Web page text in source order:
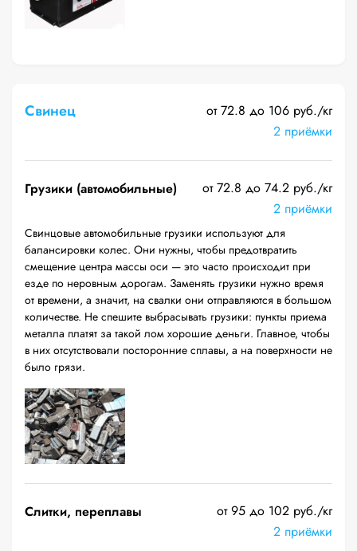
Свинец
от 72.8 до 106 руб./кг
2 приёмки
Грузики (автомобильные)
от 72.8 до 74.2 руб./кг
2 приёмки
Свинцовые автомобильные грузики используют для
балансировки колес. Они нужны, чтобы предотвратить
смещение центра массы оси — это часто происходит при
езде по неровным дорогам. Заменять грузики нужно время
от времени, а значит, на свалки они отправляются в большом
количестве. Не спешите выбрасывать грузики: пункты приема
металла платят за такой лом хорошие деньги. Главное, чтобы
в них отсутствовали посторонние сплавы, а на поверхности не
было грязи.
Слитки, переплавы
от 95 до 102 руб./кг
2 приёмки